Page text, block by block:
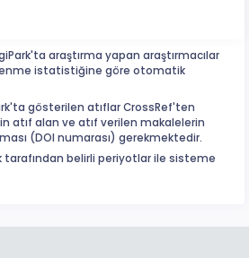
araştırma yapan araştırmacılar
istatistiğine göre otomatik
gösterilen atıflar CrossRef'ten
atıf alan ve atıf verilen makalelerin
(DOI numarası) gerekmektedir.
tarafından belirli periyotlar ile sisteme